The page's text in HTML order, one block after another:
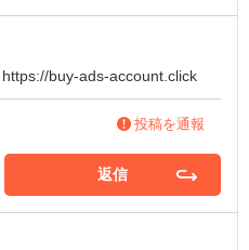
https://buy-ads-account.click
投稿を通報
返信